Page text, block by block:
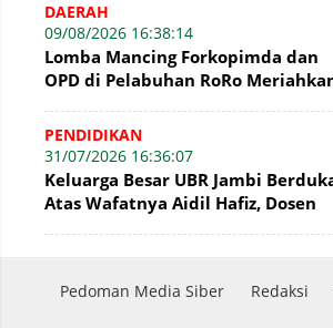
DAERAH
09/08/2026 16:38:14
Lomba Mancing Forkopimda dan
OPD di Pelabuhan RoRo
Barat
PENDIDIKAN
31/07/2026 16:36:07
Keluarga Besar UBR Jambi
Atas Wafatnya Aidil Hafiz, Dosen
Pedoman Media Siber Redaksi